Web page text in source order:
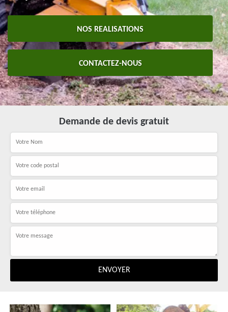
NOS REALISATIONS
CONTACTEZ-NOUS
Demande de devis gratuit